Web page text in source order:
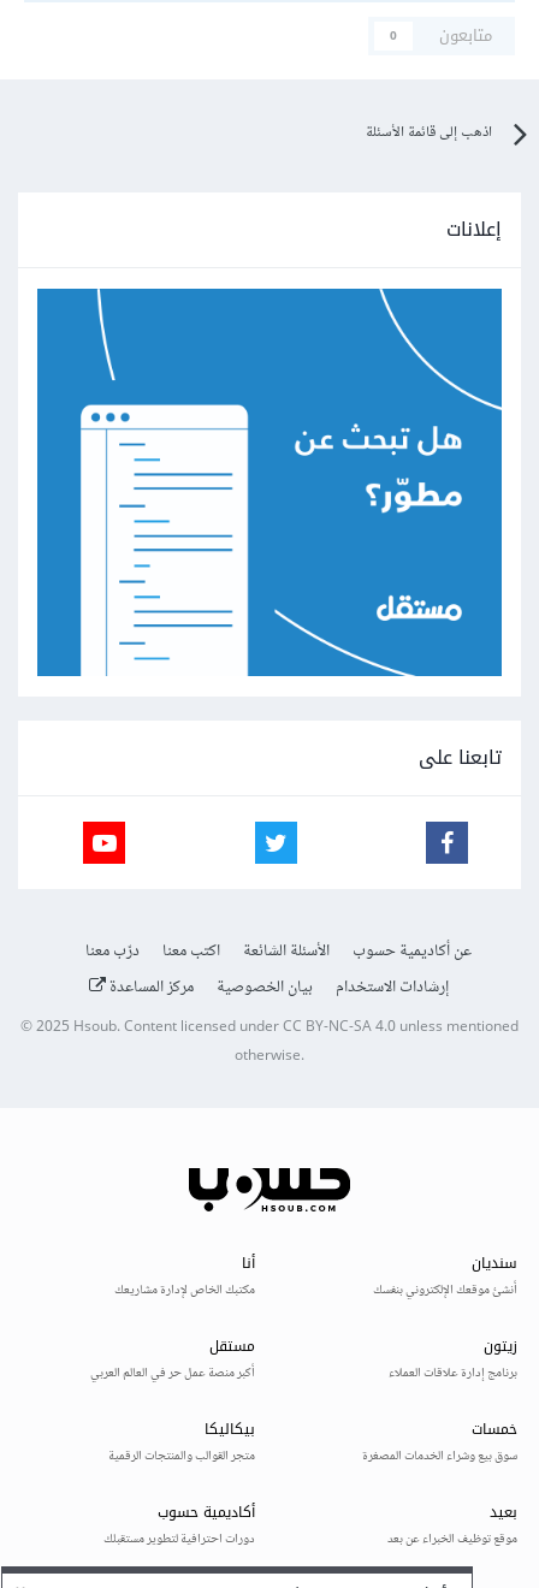
متابعون
0
اذهب إلى قائمة الأسئلة
إعلانات
تابعنا على
عن أكاديمية حسوب الأسئلة الشائعة اكتب معنا
درّب معنا
إرشادات الاستخدام
بيان الخصوصية مركز المساعدة
© 2025Hsoub.Content licensed underCC BY-NC-SA 4.0unless mentioned
otherwise.